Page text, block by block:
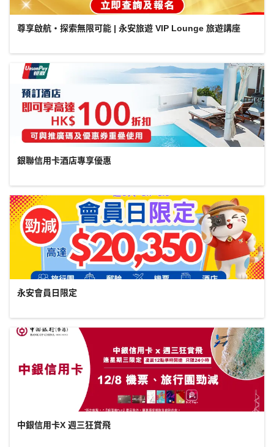
尊享啟航・探索無限可能 | 永安旅遊 VIP Lounge 旅遊講座
銀聯信用卡酒店專享優惠
永安會員日限定
中銀信用卡X 週三狂賞飛